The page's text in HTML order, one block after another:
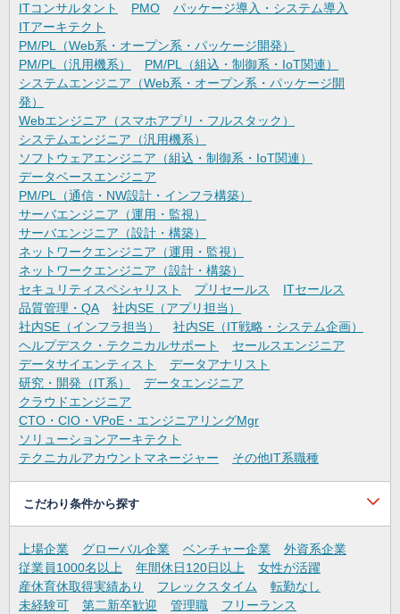
ITコンサルタント PMO
パッケージ導入・システム導入
ITアーキテクト
PM/PL（Web系・オープン系・パッケージ開発）
PM/PL（汎用機系）
PM/PL（組込・制御系・IoT関連）
システムエンジニア（Web系・オープン系・パッケージ開
発）
Webエンジニア（スマホアプリ・フルスタック）
システムエンジニア（汎用機系）
ソフトウェアエンジニア（組込・制御系・IoT関連）
データベースエンジニア
PM/PL（通信・NW設計・インフラ構築）
サーバエンジニア（運用・監視）
サーバエンジニア（設計・構築）
ネットワークエンジニア（運用・監視）
ネットワークエンジニア（設計・構築）
セキュリティスペシャリスト
プリセールス
ITセールス
品質管理・QA
社内SE（アプリ担当）
社内SE（インフラ担当）
社内SE（IT戦略・システム企画）
ヘルプデスク・テクニカルサポート
セールスエンジニア
データサイエンティスト
データアナリスト
研究・開発（IT系）
データエンジニア
クラウドエンジニア
CTO・CIO・VPoE・エンジニアリングMgr
ソリューションアーキテクト
テクニカルアカウントマネージャー
その他IT系職種
こだわり条件から探す
上場企業 グローバル企業 ベンチャー企業
外資系企業
従業員1000名以上
年間休日120日以上
女性が活躍
産休育休取得実績あり
フレックスタイム
転勤なし
未経験可
第二新卒歓迎 管理職
フリーランス